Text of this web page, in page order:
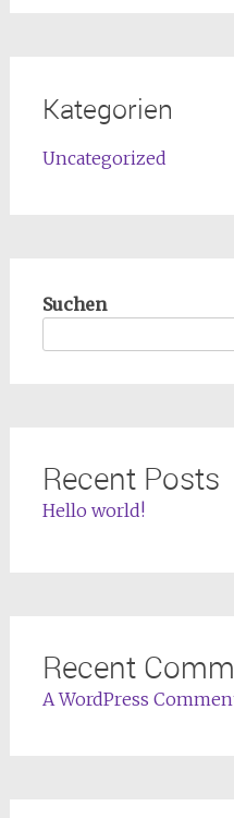
Kategorien
Uncategorized
Suchen
Recent Posts
Hello world!
Recent
A WordPress